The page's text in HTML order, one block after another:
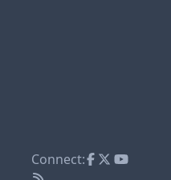
Connect: